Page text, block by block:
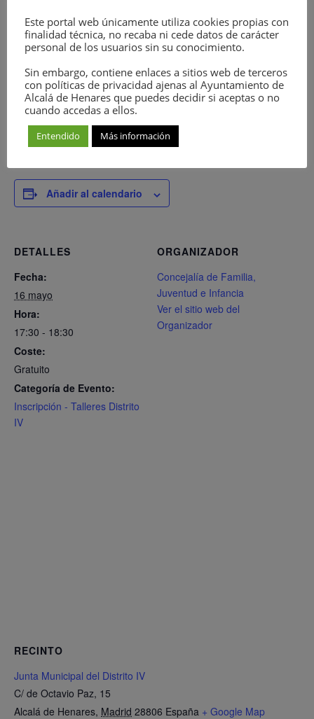
Durante la actividad, los niños participarán en juegos,
representaciones y dinámicas en grupo que fomentan: La
expresión emocional La imaginación La empatía La
convivencia Todo ello en un ambiente divertido,
participativo y adaptado a su edad.
Añadir al calendario
DETALLES
Fecha:
16 mayo
Hora:
17:30 - 18:30
Coste:
Gratuito
Categoría de Evento:
Inscripción - Talleres Distrito
IV
ORGANIZADOR
Concejalía de Familia,
Juventud e Infancia
Ver el sitio web del
Organizador
RECINTO
Junta Municipal del Distrito IV
C/ de Octavio Paz, 15
Alcalá de Henares, Madrid 28806 España + Google Map
Este portal web únicamente utiliza cookies propias con
finalidad técnica, no recaba ni cede datos de carácter
personal de los usuarios sin su conocimiento.
Sin embargo, contiene enlaces a sitios web de terceros
con políticas de privacidad ajenas al Ayuntamiento de
Alcalá de Henares que puedes decidir si aceptas o no
cuando accedas a ellos.
Entendido Más información